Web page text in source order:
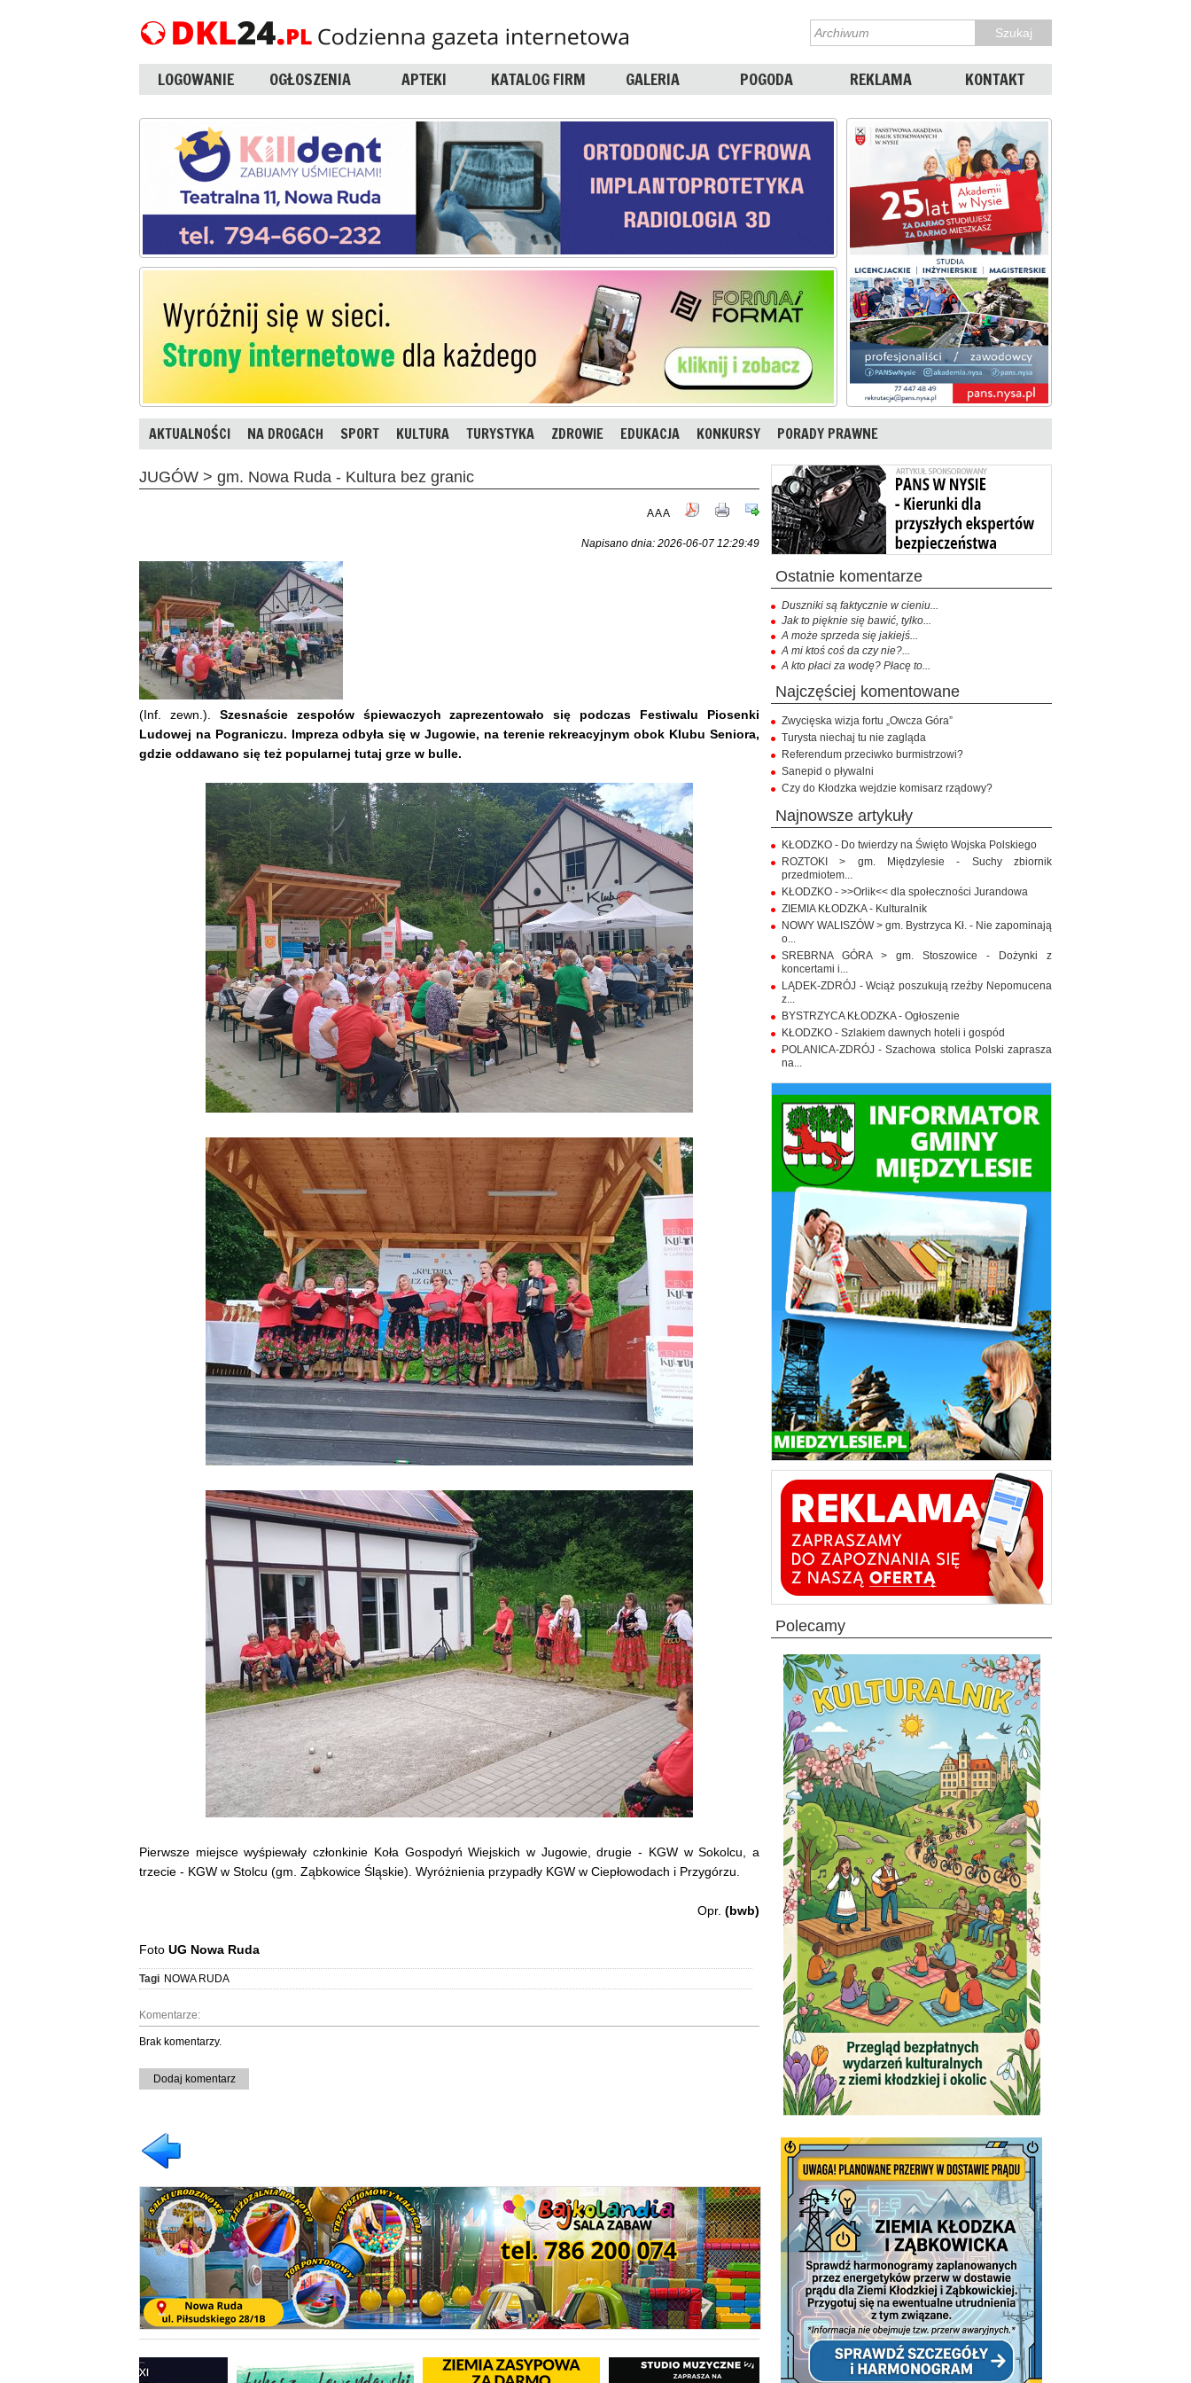
LOGOWANIE OGŁOSZENIA APTEKI KATALOG FIRM GALERIA POGODA REKLAMA KONTAKT
AKTUALNOŚCI NA DROGACH SPORT KULTURA TURYSTYKA ZDROWIE EDUKACJA KONKURSY PORADY PRAWNE
JUGÓW > gm. Nowa Ruda - Kultura bez granic
AAA
Napisano dnia: 2026-06-07 12:29:49
(Inf. zewn.). Szesnaście zespołów śpiewaczych zaprezentowało się podczas Festiwalu Piosenki
Ludowej na Pograniczu. Impreza odbyła się w Jugowie, na terenie rekreacyjnym obok Klubu Seniora,
gdzie oddawano się też popularnej tutaj grze w bulle.
Pierwsze miejsce wyśpiewały członkinie Koła Gospodyń Wiejskich w Jugowie, drugie - KGW w Sokolcu, a
trzecie - KGW w Stolcu (gm. Ząbkowice Śląskie). Wyróżnienia przypadły KGW w Ciepłowodach i Przygórzu.
Opr. (bwb)
Foto UG Nowa Ruda
Tagi NOWA RUDA
Komentarze:
Brak komentarzy.
Dodaj komentarz
ostatnie komentarze
Duszniki są faktycznie w cieniu...
Jak to pięknie się bawić, tylko...
A może sprzeda się jakiejś...
A mi ktoś coś da czy nie?...
A kto płaci za wodę? Płacę to...
najczęściej komentowane
Zwycięska wizja fortu „Owcza Góra”
Turysta niechaj tu nie zagląda
Referendum przeciwko burmistrzowi?
Sanepid o pływalni
Czy do Kłodzka wejdzie komisarz rządowy?
najnowsze artykuły
KŁODZKO - Do twierdzy na Święto Wojska Polskiego
ROZTOKI > gm. Międzylesie - Suchy zbiornik
przedmiotem...
KŁODZKO - >>Orlik<< dla społeczności Jurandowa
ZIEMIA KŁODZKA - Kulturalnik
NOWY WALISZÓW > gm. Bystrzyca Kł. - Nie zapominają
o...
SREBRNA GÓRA > gm. Stoszowice - Dożynki z
koncertami i...
LĄDEK-ZDRÓJ - Wciąż poszukują rzeźby Nepomucena
z...
BYSTRZYCA KŁODZKA - Ogłoszenie
KŁODZKO - Szlakiem dawnych hoteli i gospód
POLANICA-ZDRÓJ - Szachowa stolica Polski zaprasza
na...
polecamy